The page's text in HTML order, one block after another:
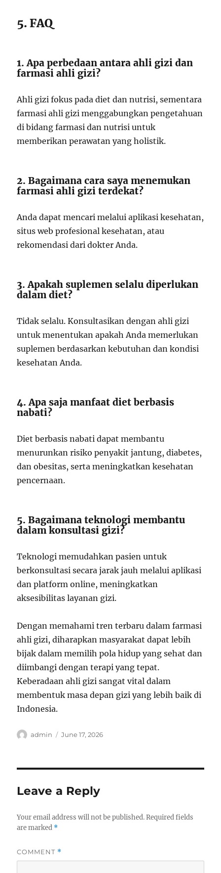
5. FAQ
1. Apa perbedaan antara ahli gizi dan
farmasi ahli gizi?
Ahli gizi fokus pada diet dan nutrisi, sementara
farmasi ahli gizi menggabungkan pengetahuan
di bidang farmasi dan nutrisi untuk
memberikan perawatan yang holistik.
2. Bagaimana cara saya menemukan
farmasi ahli gizi terdekat?
Anda dapat mencari melalui aplikasi kesehatan,
situs web profesional kesehatan, atau
rekomendasi dari dokter Anda.
3. Apakah suplemen selalu diperlukan
dalam diet?
Tidak selalu. Konsultasikan dengan ahli gizi
untuk menentukan apakah Anda memerlukan
suplemen berdasarkan kebutuhan dan kondisi
kesehatan Anda.
4. Apa saja manfaat diet berbasis
nabati?
Diet berbasis nabati dapat membantu
menurunkan risiko penyakit jantung, diabetes,
dan obesitas, serta meningkatkan kesehatan
pencernaan.
5. Bagaimana teknologi membantu
dalam konsultasi gizi?
Teknologi memudahkan pasien untuk
berkonsultasi secara jarak jauh melalui aplikasi
dan platform online, meningkatkan
aksesibilitas layanan gizi.
Dengan memahami tren terbaru dalam farmasi
ahli gizi, diharapkan masyarakat dapat lebih
bijak dalam memilih pola hidup yang sehat dan
diimbangi dengan terapi yang tepat.
Keberadaan ahli gizi sangat vital dalam
membentuk masa depan gizi yang lebih baik di
Indonesia.
Author
admin
Posted
June 17, 2026
Leave a Reply
Your email address will not be published. Required fields
are marked *
COMMENT *